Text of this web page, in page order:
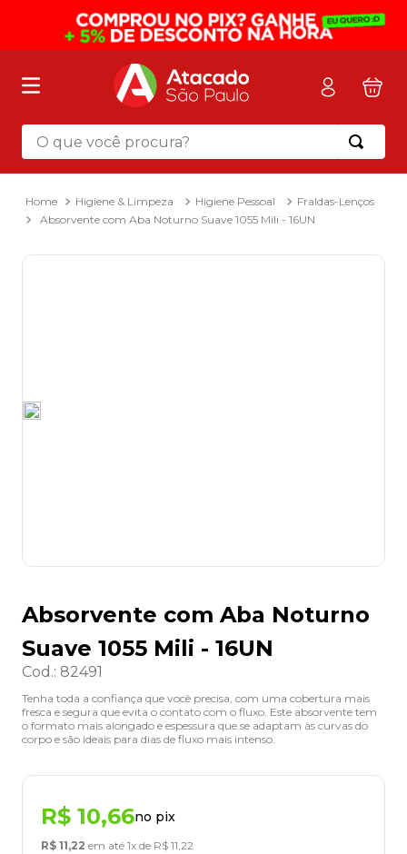
O que você procura?
Higiene & Limpeza Higiene Pessoal
Fraldas-Lenços
Absorvente com Aba Noturno Suave 1055 Mili - 16UN
Absorvente com Aba Noturno
Suave 1055 Mili - 16UN
Cod.: 82491
Tenha toda a confiança que você precisa, com uma cobertura mais
fresca e segura que evita o contato com o fluxo. Este absorvente tem
o formato mais alongado e espessura que se adaptam às curvas do
corpo e são ideais para dias de fluxo mais intenso.
R$ 10,66no pix
R$ 11,22 em até 1x de R$ 11,22
Termos mais buscados
mochila
2º sacola
3º mala
8